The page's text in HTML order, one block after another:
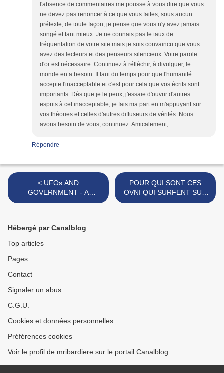
l'absence de commentaires me pousse à vous dire que vous
ne devez pas renoncer à ce que vous faites, sous aucun
prétexte, de toute façon, je pense que vous n'y avez jamais
songé et tant mieux. Je ne connais pas le taux de
fréquentation de votre site mais je suis convaincu que vous
avez des lecteurs et des penseurs silencieux. Votre parole
d'or est nécessaire. Continuez à réfléchir, à divulguer, le
monde en a besoin. Il faut du temps pour que l'humanité
accepte l'inacceptable et c'est pour cela que vos écrits sont
importants. Dès que je le peux, j'essaie d'ouvrir d'autres
esprits à cet inacceptable, je fais ma part en m'appuyant sur
vos théories et celles d'autres diffuseurs de vérités. Nous
avons besoin de vous, continuez. Amicalement,
Répondre
< UFOs AND
GOVERNMENT - A
Historical Inquiry
POUR QUI SONT CES
OVNI QUI SURFENT SUR
NOS TETES ? >
Hébergé par Canalblog
Top articles
Pages
Contact
Signaler un abus
C.G.U.
Cookies et données personnelles
Préférences cookies
Voir le profil de mribardiere sur le portail Canalblog